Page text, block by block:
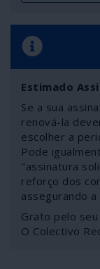
Estimado
Se a sua
renová-la
escolher a
Pode
"assinatura
reforço dos
assegurando
Grato pelo
O Colectivo